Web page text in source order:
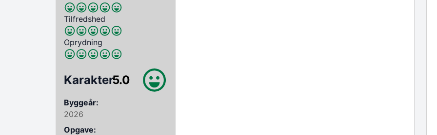
Tilfredshed
Oprydning
Karakter5.0
Byggeår:
2026
Opgave: